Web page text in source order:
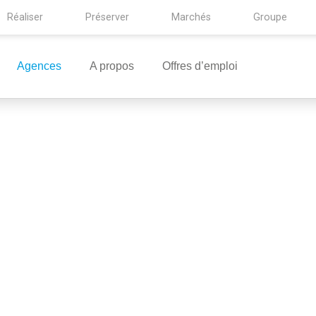
Réaliser Préserver Marchés Groupe
Agences A propos Offres d’emploi